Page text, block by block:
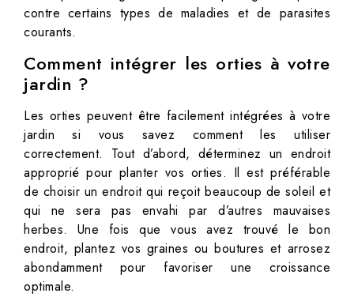
contre certains types de maladies et de parasites
courants.
Comment intégrer les orties à votre
jardin ?
Les orties peuvent être facilement intégrées à votre
jardin si vous savez comment les utiliser
correctement. Tout d’abord, déterminez un endroit
approprié pour planter vos orties. Il est préférable
de choisir un endroit qui reçoit beaucoup de soleil et
qui ne sera pas envahi par d’autres mauvaises
herbes. Une fois que vous avez trouvé le bon
endroit, plantez vos graines ou boutures et arrosez
abondamment pour favoriser une croissance
optimale.